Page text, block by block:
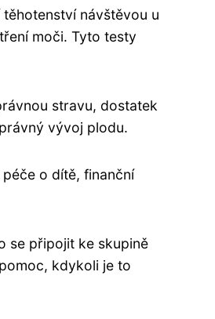
návštěvou u
moči. Tyto testy
stravu, dostatek
vývoj plodu.
o dítě, finanční
se připojit ke skupině
kdykoli je to